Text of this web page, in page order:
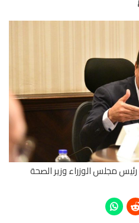
رئيس مجلس الوزراء وزير الصحة